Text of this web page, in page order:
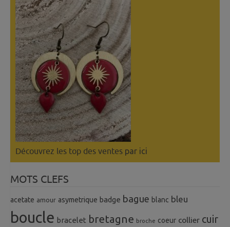
Découvrez les top des ventes par ici
MOTS CLEFS
acetate amour asymetrique badge bague blanc bleu
boucle bracelet bretagne broche coeur collier cuir